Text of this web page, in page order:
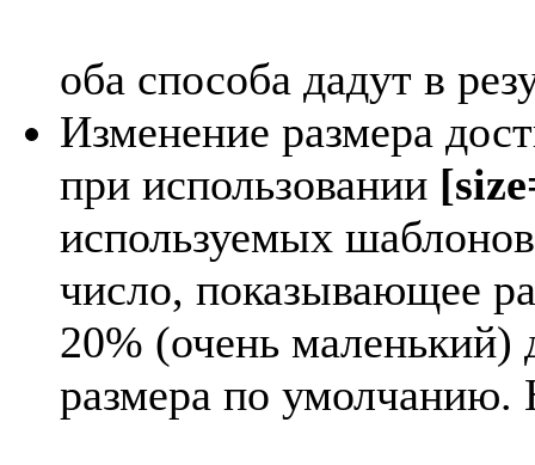
оба способа дадут в
Изменение размера
при использовании
используемых
число, показывающее
20% (очень
размера по умолчанию.